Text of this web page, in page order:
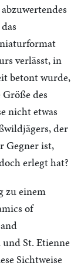
verlässt, in
betont wurde,
des
nicht etwas
der
Gegner ist,
erlegt hat?
zu einem
of
St. Etienne
Sichtweise